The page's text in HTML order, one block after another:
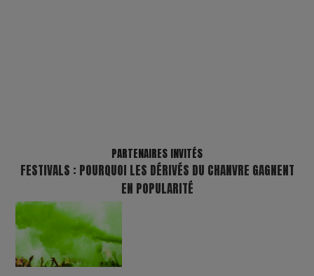
PARTENAIRES INVITÉS
FESTIVALS : POURQUOI LES DÉRIVÉS DU CHANVRE GAGNENT
EN POPULARITÉ